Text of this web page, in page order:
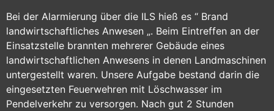
Bei der Alarmierung über die ILS hieß es “ Brand
landwirtschaftliches Anwesen „. Beim Eintreffen an der
Einsatzstelle brannten mehrerer Gebäude eines
landwirtschaftlichen Anwesens in denen Landmaschinen
untergestellt waren. Unsere Aufgabe bestand darin die
eingesetzten Feuerwehren mit Löschwasser im
Pendelverkehr zu versorgen. Nach gut 2 Stunden